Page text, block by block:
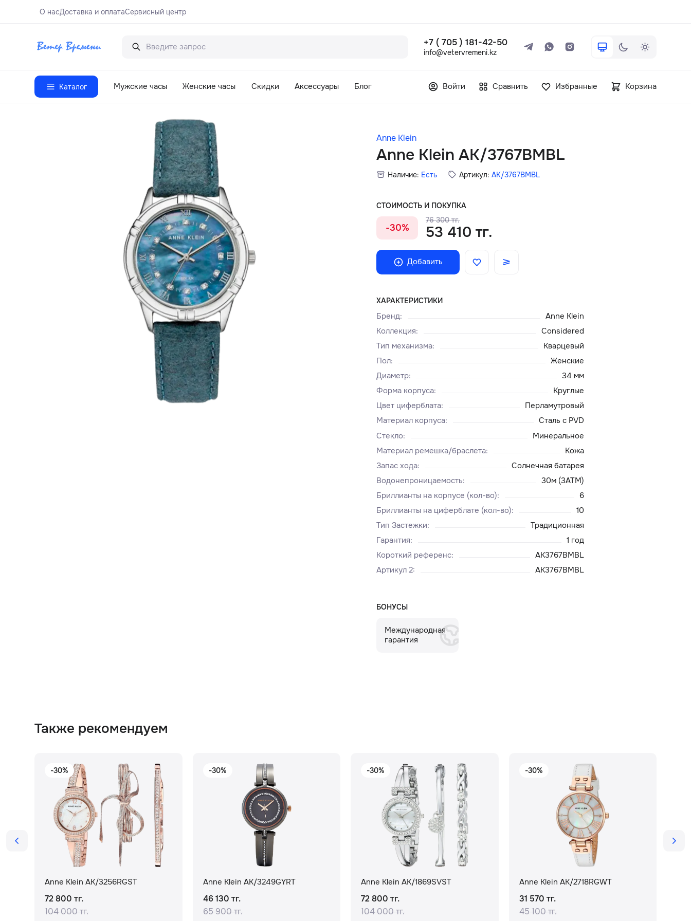
О насДоставка и оплатаСервисный центр
+7 ( 705 ) 181-42-50
info@vetervremeni.kz
Каталог Мужские часы Женские часы Скидки Аксессуары Блог Войти Сравнить Избранные Корзина
Anne Klein
Anne Klein AK/3767BMBL
Наличие: Есть Артикул: AK/3767BMBL
СТОИМОСТЬ И ПОКУПКА
-30%
76 300 тг.
53 410 тг.
Добавить
ХАРАКТЕРИСТИКИ
Бренд:
Anne Klein
Коллекция:
Considered
Тип механизма:
Кварцевый
Пол:
Женские
Диаметр:
34 мм
Форма корпуса:
Круглые
Цвет циферблата:
Перламутровый
Материал корпуса:
Сталь с PVD
Стекло:
Минеральное
Материал ремешка/браслета:
Кожа
Запас хода:
Солнечная батарея
Водонепроницаемость:
30м (3ATM)
Бриллианты на корпусе (кол-во):
6
Бриллианты на циферблате (кол-во):
10
Тип Застежки:
Традиционная
Гарантия:
1 год
Короткий референс:
AK3767BMBL
Артикул 2: AK3767BMBL
БОНУСЫ
Международная
гарантия
Также рекомендуем
-30%
Anne Klein AK/3256RGST
72 800 тг.
104 000 тг.
-30%
Anne Klein AK/3249GYRT
46 130 тг.
65 900 тг.
-30%
Anne Klein AK/1869SVST
72 800 тг.
104 000 тг.
-30%
Anne Klein AK/2718RGWT
31 570 тг.
45 100 тг.
+7 ( 705 ) 181-42-50
Каталог
Главная
О нас
Доставка и оплата
Сервисный центр